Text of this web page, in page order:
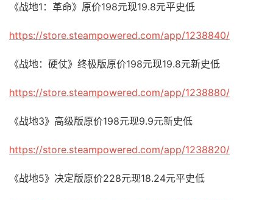
《战地1：革命》原价198元现19.8元平史低
https://store.steampowered.com/app/1238840/
《战地：硬仗》终极版原价198元现19.8元新史低
https://store.steampowered.com/app/1238880/
《战地3》高级版原价198元现9.9元新史低
https://store.steampowered.com/app/1238820/
《战地5》决定版原价228元现18.24元平史低